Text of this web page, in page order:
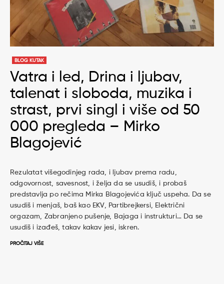
BLOG KUTAK
Vatra i led, Drina i ljubav,
talenat i sloboda, muzika i
strast, prvi singl i više od 50
000 pregleda – Mirko
Blagojević
Rezulatat višegodinjeg rada, i ljubav prema radu,
odgovornost, savesnost, i želja da se usudiš, i probaš
predstavlja po rečima Mirka Blagojevića ključ uspeha. Da se
usudiš i menjaš, baš kao EKV, Partibrejkersi, Električni
orgazam, Zabranjeno pušenje, Bajaga i instrukturi… Da se
usudiš i izađeš, takav kakav jesi, iskren.
PROČITAJ VIŠE